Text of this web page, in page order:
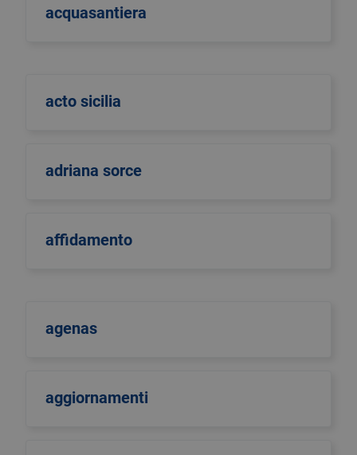
acquasantiera
acto sicilia
adriana sorce
affidamento
agenas
aggiornamenti